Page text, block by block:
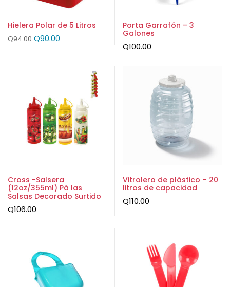
Hielera Polar de 5 Litros
Q94.00 Q90.00
Porta Garrafón – 3
Galones
Q100.00
Cross -Salsera
(12oz/355ml) Pá las
Salsas Decorado Surtido
Q106.00
Vitrolero de plástico – 20
litros de capacidad
Q110.00